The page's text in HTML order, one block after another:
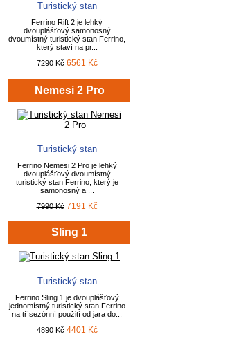
Turistický stan
Ferrino Rift 2 je lehký
dvouplášťový samonosný
dvoumístný turistický stan Ferrino,
který staví na pr...
7290 Kč 6561 Kč
Nemesi 2 Pro
Turistický stan
Ferrino Nemesi 2 Pro je lehký
dvouplášťový dvoumístný
turistický stan Ferrino, který je
samonosný a ...
7990 Kč 7191 Kč
Sling 1
Turistický stan
Ferrino Sling 1 je dvouplášťový
jednomístný turistický stan Ferrino
na třísezónní použití od jara do...
4890 Kč 4401 Kč